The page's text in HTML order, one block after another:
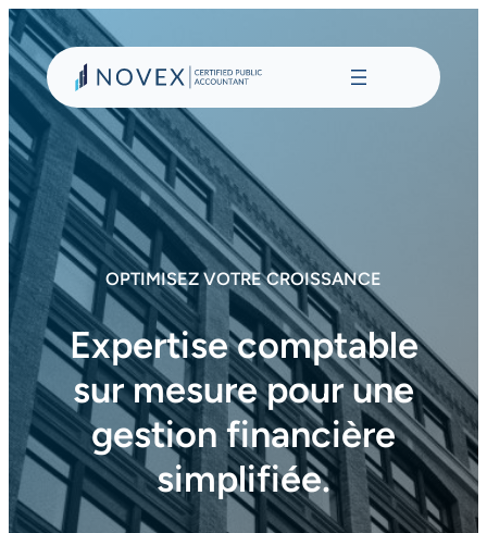
Aller
au
contenu
OPTIMISEZ VOTRE CROISSANCE
Expertise comptable
sur mesure pour une
gestion financière
simplifiée.